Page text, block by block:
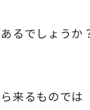
るでしょうか
来るものでは